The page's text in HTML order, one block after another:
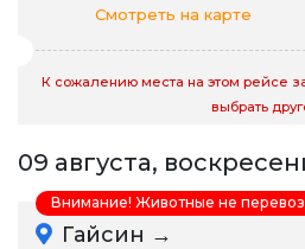
Смотреть на карте
К сожалению места на этом рейсе
выбрать
09 августа,
Гайсин →
Внимание! Животные не